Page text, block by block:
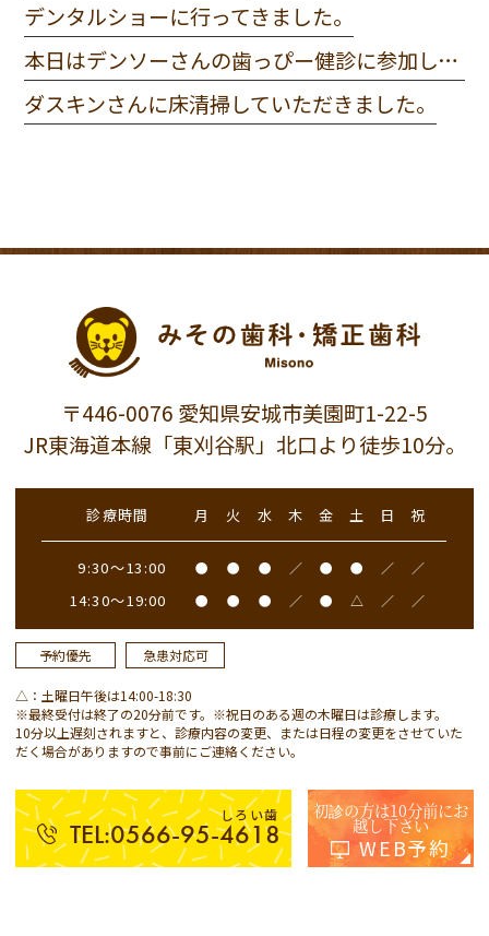
デンタルショーに行ってきました。
本日はデンソーさんの歯っぴー健診に参加してきました。
ダスキンさんに床清掃していただきました。
〒446-0076 愛知県安城市美園町1-22-5
JR東海道本線「東刈谷駅」北口より徒歩10分。
診療時間 月 火 水 木 金 土 日 祝
9:30～13:00 ● ● ● ／ ● ● ／ ／
14:30～19:00 ● ● ● ／ ● △ ／ ／
予約優先 急患対応可
△：土曜日午後は14:00-18:30
※最終受付は終了の20分前です。※祝日のある週の木曜日は診療します。
10分以上遅刻されますと、診療内容の変更、または日程の変更をさせていた
だく場合がありますので事前にご連絡ください。
しろい歯
TEL:0566-95-4618
初診の方は10分前にお
越し下さい
WEB予約